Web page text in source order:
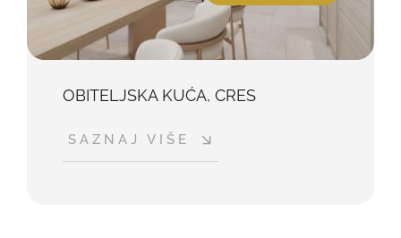
OBITELJSKA KUĆA, CRES
SAZNAJ VIŠE